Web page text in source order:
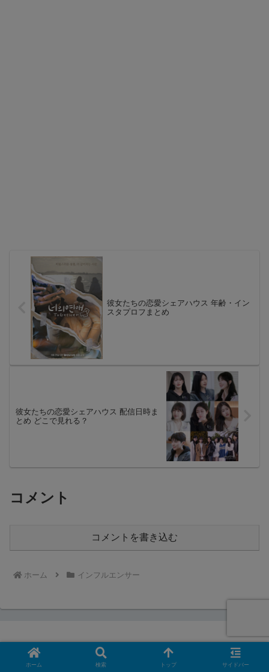
彼女たちの恋愛シェアハウス 年齢・イン
スタプロフまとめ
彼女たちの恋愛シェアハウス 配信日時ま
とめ どこで見れる？
コメント
コメントを書き込む
ホーム インフルエンサー
ホーム 検索 トップ サイドバー